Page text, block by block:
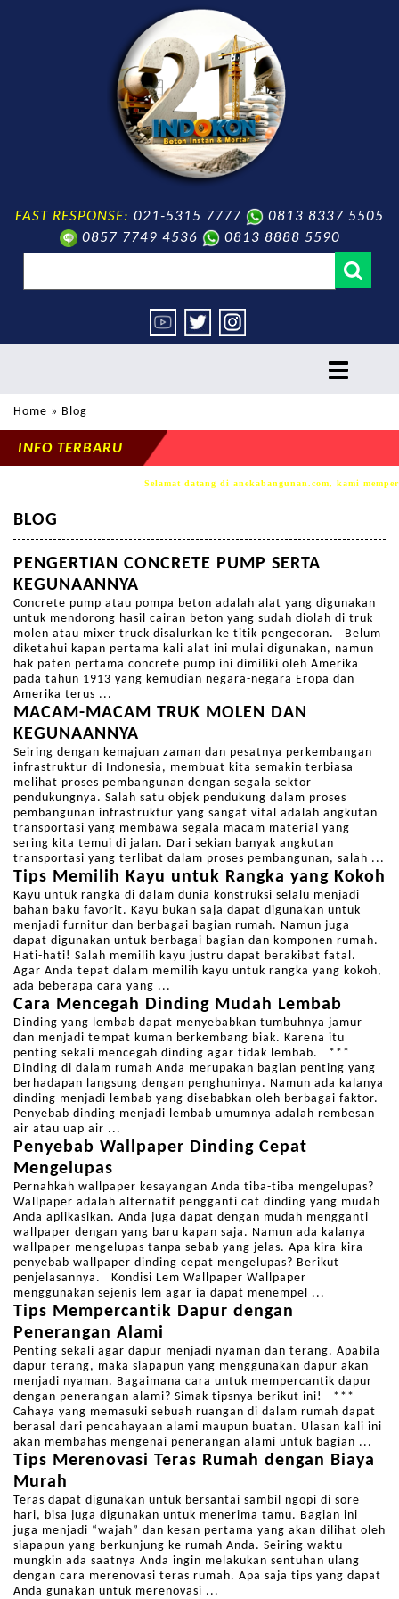
FAST RESPONSE: 021-5315 7777
0813 8337 5505
0857 7749 4536
0813 8888 5590
toggle
Home » Blog
INFO TERBARU
Selamat datang di anekabangunan.com, kami
BLOG
PENGERTIAN CONCRETE PUMP SERTA
KEGUNAANNYA
Concrete pump atau pompa beton adalah alat yang digunakan
untuk mendorong hasil cairan beton yang sudah diolah di truk
molen atau mixer truck disalurkan ke titik pengecoran. Belum
diketahui kapan pertama kali alat ini mulai digunakan, namun
hak paten pertama concrete pump ini dimiliki oleh Amerika
pada tahun 1913 yang kemudian negara-negara Eropa dan
Amerika terus ...
MACAM-MACAM TRUK MOLEN DAN
KEGUNAANNYA
Seiring dengan kemajuan zaman dan pesatnya perkembangan
infrastruktur di Indonesia, membuat kita semakin terbiasa
melihat proses pembangunan dengan segala sektor
pendukungnya. Salah satu objek pendukung dalam proses
pembangunan infrastruktur yang sangat vital adalah angkutan
transportasi yang membawa segala macam material yang
sering kita temui di jalan. Dari sekian banyak angkutan
transportasi yang terlibat dalam proses pembangunan, salah ...
Tips Memilih Kayu untuk Rangka yang Kokoh
Kayu untuk rangka di dalam dunia konstruksi selalu menjadi
bahan baku favorit. Kayu bukan saja dapat digunakan untuk
menjadi furnitur dan berbagai bagian rumah. Namun juga
dapat digunakan untuk berbagai bagian dan komponen rumah.
Hati-hati! Salah memilih kayu justru dapat berakibat fatal.
Agar Anda tepat dalam memilih kayu untuk rangka yang kokoh,
ada beberapa cara yang ...
Cara Mencegah Dinding Mudah Lembab
Dinding yang lembab dapat menyebabkan tumbuhnya jamur
dan menjadi tempat kuman berkembang biak. Karena itu
penting sekali mencegah dinding agar tidak lembab. ***
Dinding di dalam rumah Anda merupakan bagian penting yang
berhadapan langsung dengan penghuninya. Namun ada kalanya
dinding menjadi lembab yang disebabkan oleh berbagai faktor.
Penyebab dinding menjadi lembab umumnya adalah rembesan
air atau uap air ...
Penyebab Wallpaper Dinding Cepat
Mengelupas
Pernahkah wallpaper kesayangan Anda tiba-tiba mengelupas?
Wallpaper adalah alternatif pengganti cat dinding yang mudah
Anda aplikasikan. Anda juga dapat dengan mudah mengganti
wallpaper dengan yang baru kapan saja. Namun ada kalanya
wallpaper mengelupas tanpa sebab yang jelas. Apa kira-kira
penyebab wallpaper dinding cepat mengelupas? Berikut
penjelasannya. Kondisi Lem Wallpaper Wallpaper
menggunakan sejenis lem agar ia dapat menempel ...
Tips Mempercantik Dapur dengan
Penerangan Alami
Penting sekali agar dapur menjadi nyaman dan terang. Apabila
dapur terang, maka siapapun yang menggunakan dapur akan
menjadi nyaman. Bagaimana cara untuk mempercantik dapur
dengan penerangan alami? Simak tipsnya berikut ini! ***
Cahaya yang memasuki sebuah ruangan di dalam rumah dapat
berasal dari pencahayaan alami maupun buatan. Ulasan kali ini
akan membahas mengenai penerangan alami untuk bagian ...
Tips Merenovasi Teras Rumah dengan Biaya
Murah
Teras dapat digunakan untuk bersantai sambil ngopi di sore
hari, bisa juga digunakan untuk menerima tamu. Bagian ini
juga menjadi “wajah” dan kesan pertama yang akan dilihat oleh
siapapun yang berkunjung ke rumah Anda. Seiring waktu
mungkin ada saatnya Anda ingin melakukan sentuhan ulang
dengan cara merenovasi teras rumah. Apa saja tips yang dapat
Anda gunakan untuk merenovasi ...